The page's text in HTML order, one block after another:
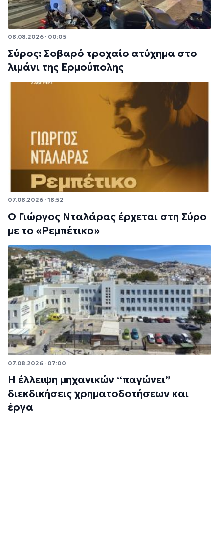
08.08.2026 · 00:05
Σύρος: Σοβαρό τροχαίο ατύχημα στο
λιμάνι της Ερμούπολης
07.08.2026 · 18:52
Ο Γιώργος Νταλάρας έρχεται στη Σύρο
με το «Ρεμπέτικο»
07.08.2026 · 07:00
Η έλλειψη μηχανικών “παγώνει”
διεκδικήσεις χρηματοδοτήσεων και
έργα